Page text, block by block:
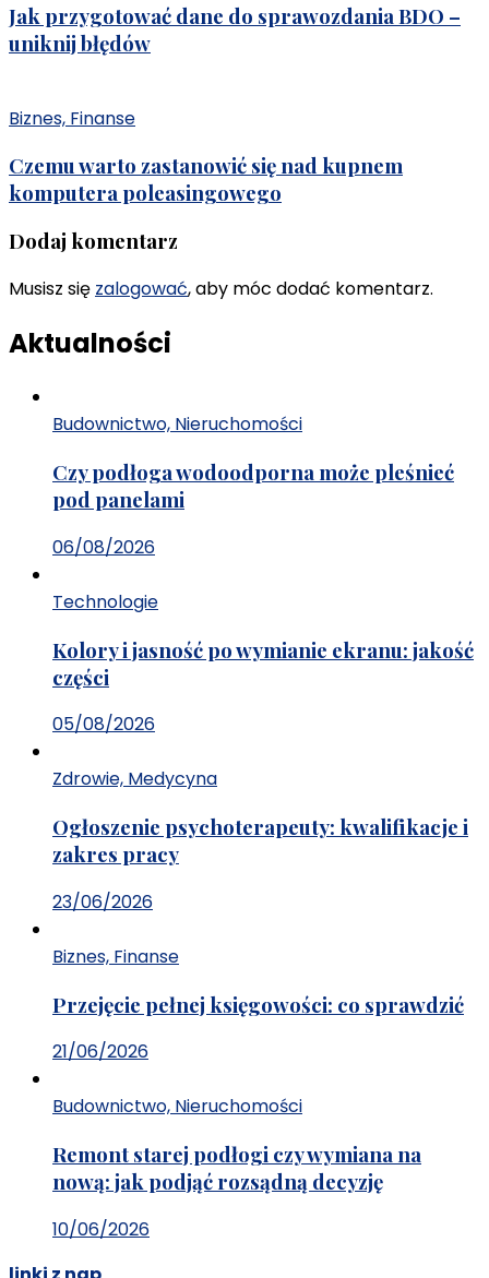
Jak przygotować dane do sprawozdania BDO –
uniknij błędów
Biznes, Finanse
Czemu warto zastanowić się nad kupnem
komputera poleasingowego
Dodaj komentarz
Musisz się zalogować, aby móc dodać komentarz.
Aktualności
Budownictwo, Nieruchomości
Czy podłoga wodoodporna może pleśnieć
pod panelami
06/08/2026
Technologie
Kolory i jasność po wymianie ekranu: jakość
części
05/08/2026
Zdrowie, Medycyna
Ogłoszenie psychoterapeuty: kwalifikacje i
zakres pracy
23/06/2026
Biznes, Finanse
Przejęcie pełnej księgowości: co sprawdzić
21/06/2026
Budownictwo, Nieruchomości
Remont starej podłogi czy wymiana na
nową: jak podjąć rozsądną decyzję
10/06/2026